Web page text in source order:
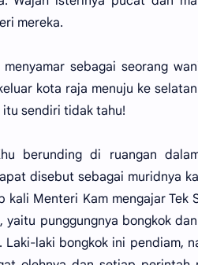
mereka.
sebagai seorang
kota raja menuju ke
sendiri tidak tahu!
berunding di ruangan
disebut sebagai muridnya
Menteri Kam mengajar Tek
punggungnya bongkok
laki bongkok ini pendiam,